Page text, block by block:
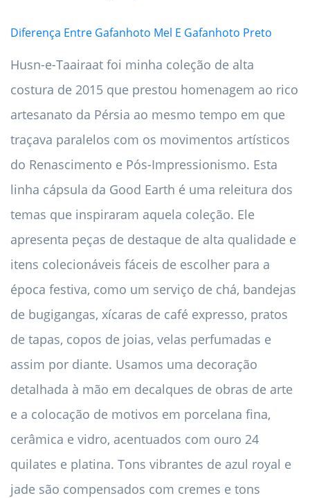
Diferença Entre Gafanhoto Mel E Gafanhoto Preto
Husn-e-Taairaat foi minha coleção de alta
costura de 2015 que prestou homenagem ao rico
artesanato da Pérsia ao mesmo tempo em que
traçava paralelos com os movimentos artísticos
do Renascimento e Pós-Impressionismo. Esta
linha cápsula da Good Earth é uma releitura dos
temas que inspiraram aquela coleção. Ele
apresenta peças de destaque de alta qualidade e
itens colecionáveis ​​fáceis de escolher para a
época festiva, como um serviço de chá, bandejas
de bugigangas, xícaras de café expresso, pratos
de tapas, copos de joias, velas perfumadas e
assim por diante. Usamos uma decoração
detalhada à mão em decalques de obras de arte
e a colocação de motivos em porcelana fina,
cerâmica e vidro, acentuados com ouro 24
quilates e platina. Tons vibrantes de azul royal e
jade são compensados ​​com cremes e tons